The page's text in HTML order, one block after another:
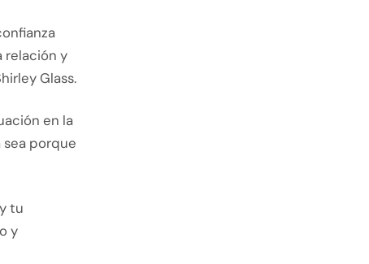
relación y
Glass.
en la
sea porque
tu
y